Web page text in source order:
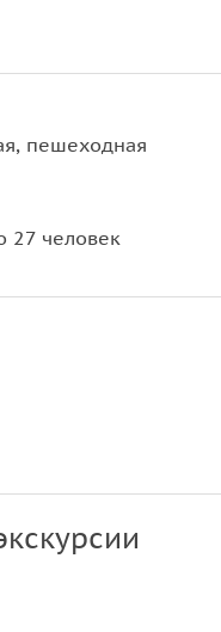
пешеходная
27 человек